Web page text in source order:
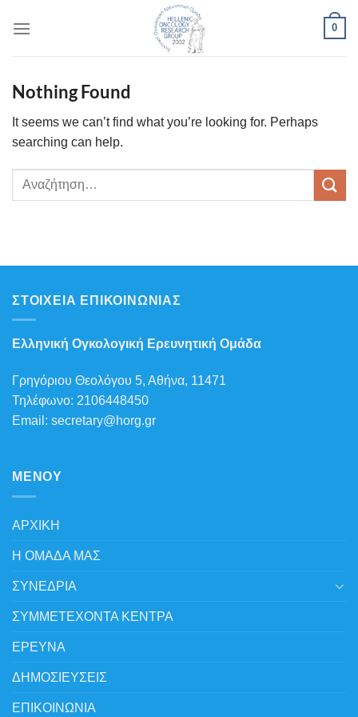
στο
0
Nothing Found
It seems we can’t find what you’re looking for. Perhaps
searching can help.
ΣΤΟΙΧΕΙΑ ΕΠΙΚΟΙΝΩΝΙΑΣ
Ελληνική Ογκολογική Ερευνητική Ομάδα
Γρηγόριου Θεολόγου 5, Αθήνα, 11471
Τηλέφωνο: 2106448450
Email: secretary@horg.gr
MENOY
ΑΡΧΙΚΗ
Η ΟΜΑΔΑ ΜΑΣ
ΣΥΝΕΔΡΙΑ
ΣΥΜΜΕΤΕΧΟΝΤΑ ΚΕΝΤΡΑ
ΕΡΕΥΝΑ
ΔΗΜΟΣΙΕΥΣΕΙΣ
ΕΠΙΚΟΙΝΩΝΙΑ